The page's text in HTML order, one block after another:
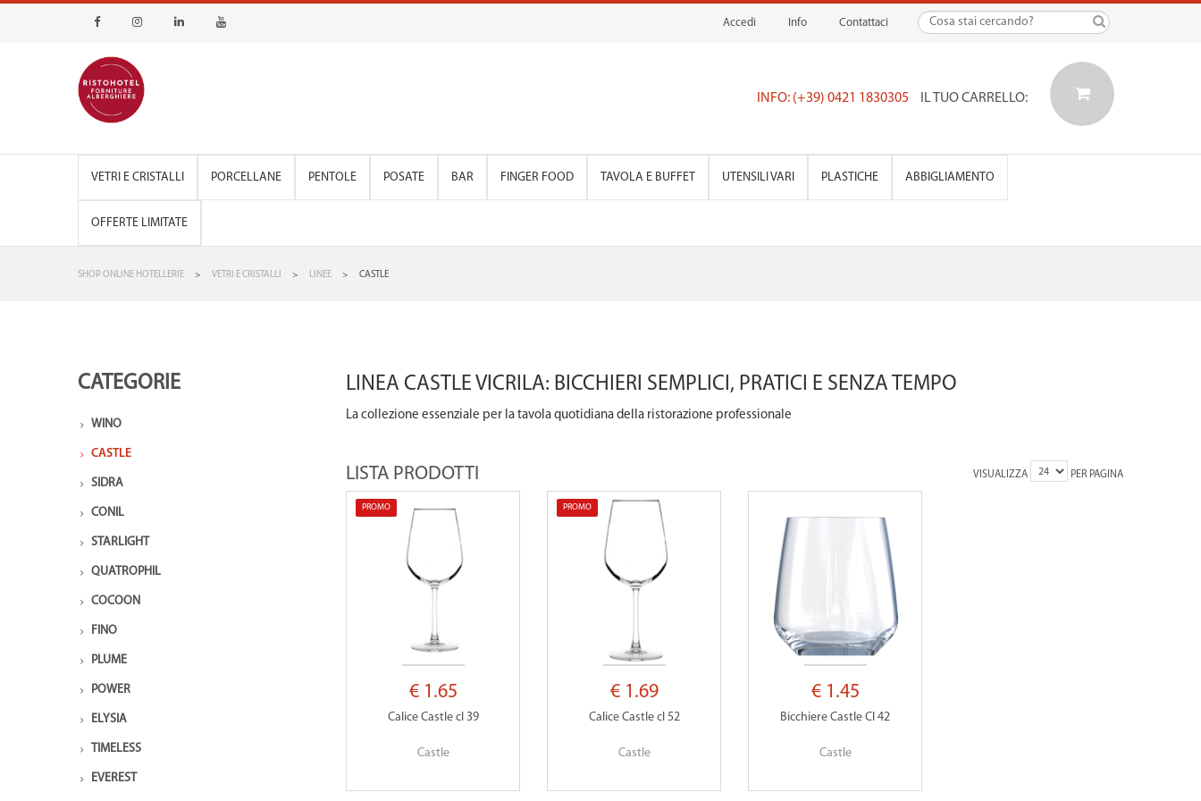
Accedi Info Contattaci
INFO: (+39) 0421 1830305 IL TUO CARRELLO:
VETRI E CRISTALLI PORCELLANE PENTOLE POSATE BAR FINGER FOOD TAVOLA E BUFFET UTENSILI VARI PLASTICHE ABBIGLIAMENTO
OFFERTE LIMITATE
SHOP ONLINE HOTELLERIE > VETRI E CRISTALLI > LINEE > CASTLE
LINEA CASTLE VICRILA: BICCHIERI SEMPLICI, PRATICI E SENZA TEMPO
La collezione essenziale per la tavola quotidiana della ristorazione professionale
LISTA PRODOTTI VISUALIZZA PER PAGINA
PROMO
€ 1.65
Calice Castle cl 39
Castle
PROMO
€ 1.69
Calice Castle cl 52
Castle
€ 1.45
Bicchiere Castle Cl 42
Castle
CATEGORIE
WINO
CASTLE
SIDRA
CONIL
STARLIGHT
QUATROPHIL
COCOON
FINO
PLUME
POWER
ELYSIA
TIMELESS
EVEREST